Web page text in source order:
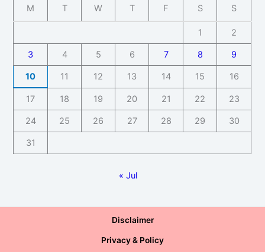
M T W T F S S
1 2
3 4 5 6 7 8 9
10 11 12 13 14 15 16
17 18 19 20 21 22 23
24 25 26 27 28 29 30
31
« Jul
Disclaimer
Privacy & Policy